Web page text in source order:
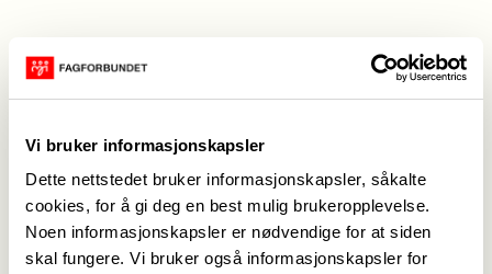
Vi bruker informasjonskapsler
Dette nettstedet bruker informasjonskapsler, såkalte
cookies, for å gi deg en best mulig brukeropplevelse.
Noen informasjonskapsler er nødvendige for at siden
skal fungere. Vi bruker også informasjonskapsler for
Møte med
fagforeningene
Klokke slett kommer!